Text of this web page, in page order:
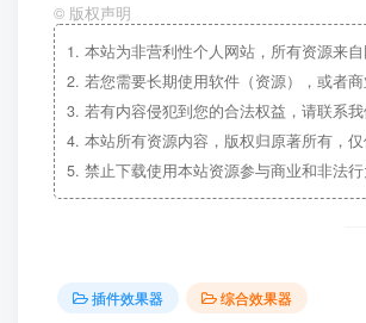
© 版权声明
1. 本站为非营利性个人网站，所有资源来
2. 若您需要长期使用软件（资源），或者
3. 若有内容侵犯到您的合法权益，请联系
4. 本站所有资源内容，版权归原著所有，
5. 禁止下载使用本站资源参与商业和非法
插件效果器 综合效果器